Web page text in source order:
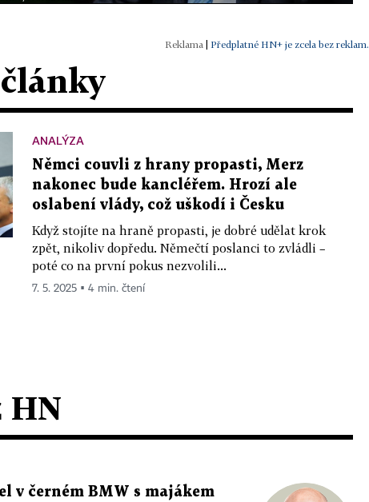
Předplatné HN+ je zcela bez reklam.
ANALÝZA
Němci couvli z hrany propasti, Merz
nakonec bude kancléřem. Hrozí ale
oslabení vlády, což uškodí i Česku
Když stojíte na hraně propasti, je dobré udělat krok
zpět, nikoliv dopředu. Němečtí poslanci to zvládli –
poté co na první pokus nezvolili...
7. 5. 2025 ▪ 4 min. čtení
HN
v černém BMW s majákem